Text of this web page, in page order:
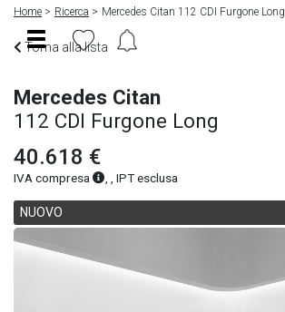
Home Ricerca Mercedes Citan 112 CDI Furgone Long
Torna alla lista
Mercedes Citan
112 CDI Furgone Long
40.618 €
IVA compresa , , IPT esclusa
NUOVO